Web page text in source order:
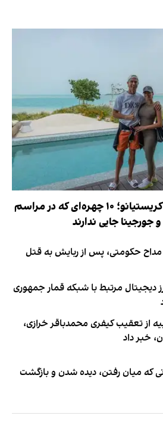
لیست ممنوعه کریستیانو؛ ۱۰ چهره‌ای که در مراسم
جورجینا جایی ندارند
مداح حکومتی، پس از ربایش به قتل
دیجیتال مرتبط با شبکه قمار جمهوری
از تعقیب کیفری محمدباقر خرازی،
خبر داد
که میان رفتن، دیده شدن و بازگشت